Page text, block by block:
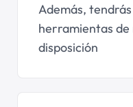
Además,
herramientas
disposición